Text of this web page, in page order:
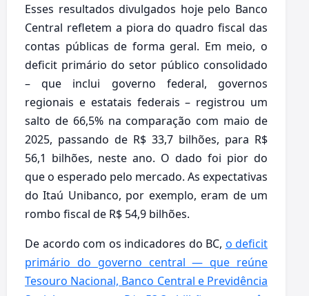
Esses resultados divulgados hoje pelo Banco
Central refletem a piora do quadro fiscal das
contas públicas de forma geral. Em meio, o
deficit primário do setor público consolidado
– que inclui governo federal, governos
regionais e estatais federais – registrou um
salto de 66,5% na comparação com maio de
2025, passando de R$ 33,7 bilhões, para R$
56,1 bilhões, neste ano. O dado foi pior do
que o esperado pelo mercado. As expectativas
do Itaú Unibanco, por exemplo, eram de um
rombo fiscal de R$ 54,9 bilhões.
De acordo com os indicadores do BC, o deficit
primário do governo central — que reúne
Tesouro Nacional, Banco Central e Previdência